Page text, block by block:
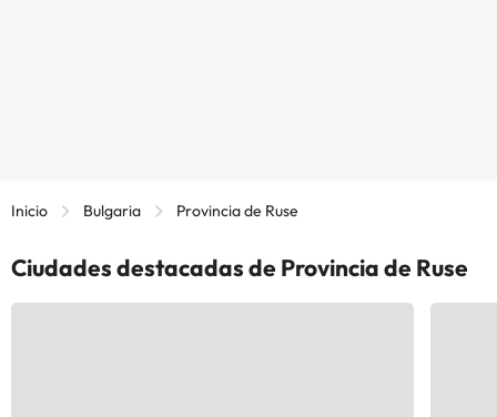
Inicio Bulgaria Provincia de Ruse
Ciudades destacadas de Provincia de Ruse